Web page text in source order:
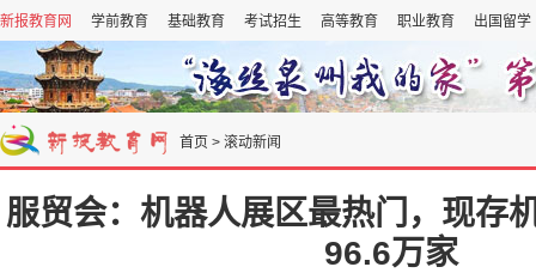
新报教育网 学前教育 基础教育 考试招生 高等教育 职业教育 出国留学
首页 > 滚动新闻
服贸会：机器人展区最热门，现存
96.6万家